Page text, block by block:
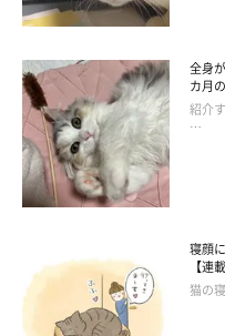
かな』と言われたそうです
迎えてくれるおうちの募集
るだろう』と、親猫のニー
慮の末、お迎えすることを決
「ニーナさんを見守ってく
のもとに現れたそうです。
は、とても賢い母猫だと思
全身
カ月
紹介
…
寝顔
【連
猫の